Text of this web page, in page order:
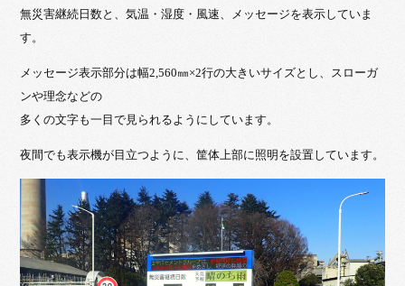
無災害継続日数と、気温・湿度・風速、メッセージを表示していま
す。
メッセージ表示部分は幅2,560㎜×2行の大きいサイズとし、スローガ
ンや理念などの
多くの文字も一目で見られるようにしています。
夜間でも表示機が目立つように、筐体上部に照明を設置しています。